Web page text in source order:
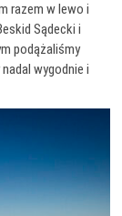
razem w lewo i
Sądecki i
podążaliśmy
wygodnie i